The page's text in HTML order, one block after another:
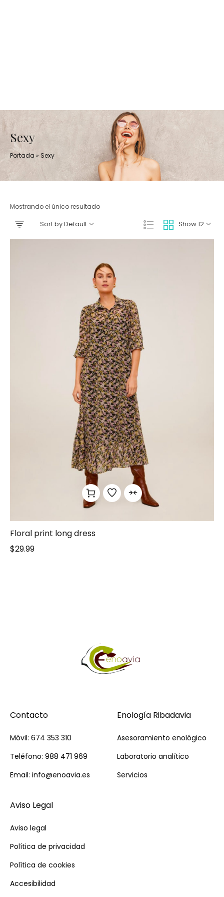
Sexy
Portada » Sexy
Mostrando el único resultado
Show 12
Sort by Default
Floral print long dress
$29.99
Contacto
Móvil: 674 353 310
Teléfono: 988 471 969
Email: info@enoavia.es
Enología Ribadavia
Asesoramiento enológico
Laboratorio analítico
Servicios
Aviso Legal
Aviso legal
Política de privacidad
Política de cookies
Accesibilidad